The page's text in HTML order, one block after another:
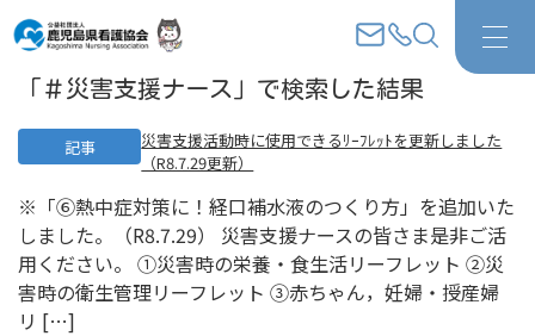
「＃災害支援ナース」で検索した結果
記事
災害支援活動時に使用できるﾘｰﾌﾚｯﾄを更新しました
（R8.7.29更新）
※「⑥熱中症対策に！経口補水液のつくり方」を追加いた
しました。（R8.7.29） 災害支援ナースの皆さま是非ご活
用ください。 ①災害時の栄養・食生活リーフレット ②災
害時の衛生管理リーフレット ③赤ちゃん，妊婦・授産婦
リ […]